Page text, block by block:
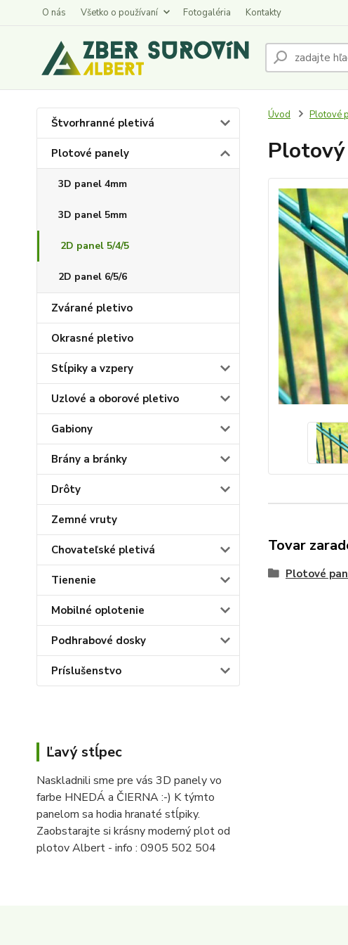
O nás Všetko o používaní Fotogaléria Kontakty
Štvorhranné pletivá
Plotové panely
3D panel 4mm
3D panel 5mm
2D panel 5/4/5
2D panel 6/5/6
Zvárané pletivo
Okrasné pletivo
Stĺpiky a vzpery
Uzlové a oborové pletivo
Gabiony
Brány a bránky
Drôty
Zemné vruty
Chovateľské pletivá
Tienenie
Mobilné oplotenie
Podhrabové dosky
Príslušenstvo
Ľavý stĺpec
Naskladnili sme pre vás 3D panely vo
farbe HNEDÁ a ČIERNA :-) K týmto
panelom sa hodia hranaté stĺpiky.
Zaobstarajte si krásny moderný plot od
plotov Albert - info : 0905 502 504
Úvod Plotové
Tovar
Plotové